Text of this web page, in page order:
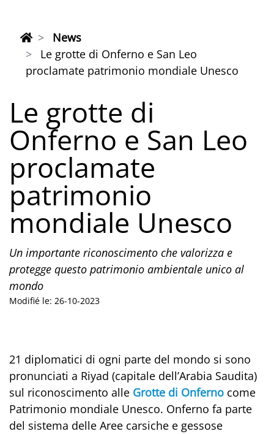
News
Le grotte di Onferno e San Leo
proclamate patrimonio mondiale Unesco
Le grotte di
Onferno e San Leo
proclamate
patrimonio
mondiale Unesco
Un importante riconoscimento che valorizza e
protegge questo patrimonio ambientale unico al
mondo
Modifié le: 26-10-2023
21 diplomatici di ogni parte del mondo si sono
pronunciati a Riyad (capitale dell’Arabia Saudita)
sul riconoscimento alle Grotte di Onferno come
Patrimonio mondiale Unesco. Onferno fa parte
del sistema delle Aree carsiche e gessose